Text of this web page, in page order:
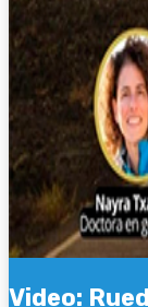
Video: